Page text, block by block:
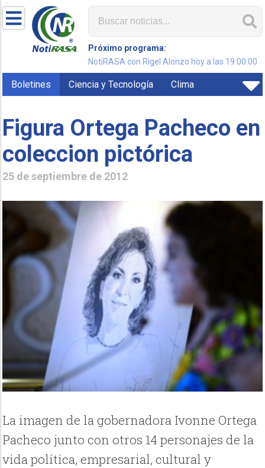
Próximo programa:
NotiRASA con Rigel Alonzo hoy a las 19:00:00
Boletines Ciencia y Tecnología Clima
Figura Ortega Pacheco en
coleccion pictórica
25 de septiembre de 2012
La imagen de la gobernadora Ivonne Ortega
Pacheco junto con otros 14 personajes de la
vida política, empresarial, cultural y